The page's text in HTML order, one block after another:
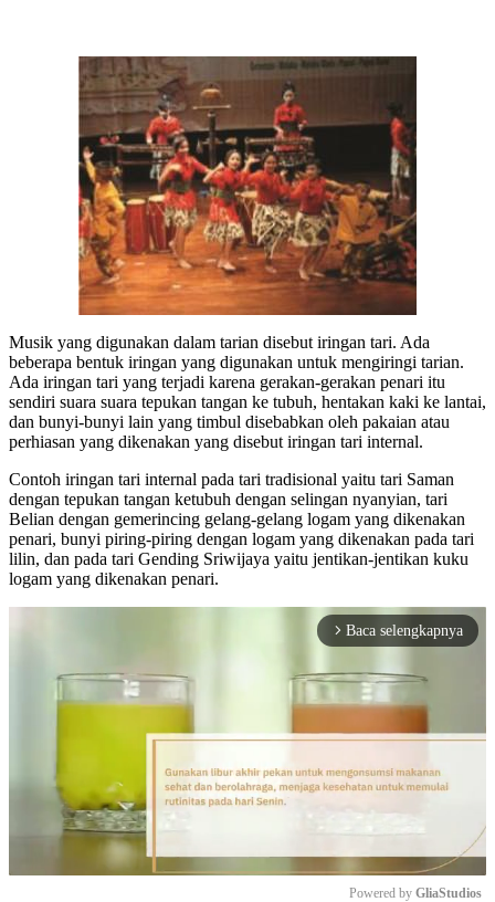
Musik yang digunakan dalam tarian disebut iringan tari. Ada
beberapa bentuk iringan yang digunakan untuk mengiringi tarian.
Ada iringan tari yang terjadi karena gerakan-gerakan penari itu
sendiri suara suara tepukan tangan ke tubuh, hentakan kaki ke lantai,
dan bunyi-bunyi lain yang timbul disebabkan oleh pakaian atau
perhiasan yang dikenakan yang disebut iringan tari internal.
Contoh iringan tari internal pada tari tradisional yaitu tari Saman
dengan tepukan tangan ketubuh dengan selingan nyanyian, tari
Belian dengan gemerincing gelang-gelang logam yang dikenakan
penari, bunyi piring-piring dengan logam yang dikenakan pada tari
lilin, dan pada tari Gending Sriwijaya yaitu jentikan-jentikan kuku
logam yang dikenakan penari.
arrow_forward_ios Baca selengkapnya
Powered by GliaStudios